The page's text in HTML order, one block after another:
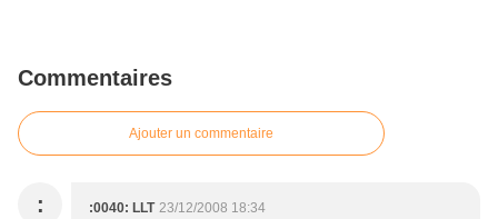
Commentaires
Ajouter un commentaire
: :0040: LLT 23/12/2008 18:34